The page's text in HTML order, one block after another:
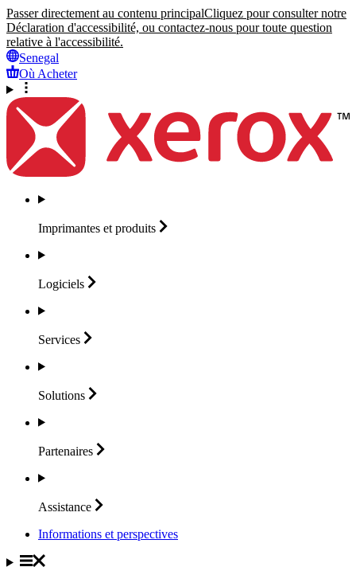
Passer directement au contenu principalCliquez pour consulter notre
Déclaration d'accessibilité, ou contactez-nous pour toute question
relative à l'accessibilité.
Senegal
Où Acheter
Imprimantes et produits
Logiciels
Services
Solutions
Partenaires
Assistance
Informations et perspectives